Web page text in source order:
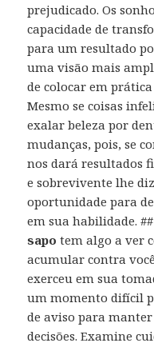
prejudicado. Os
capacidade de
para um resultado
uma visão mais
de colocar em
Mesmo se coisas
exalar beleza por
mudanças, pois, se
nos dará resultados
e sobrevivente lhe
oportunidade para
em sua habilidade.
sapo tem algo a ver
acumular contra
exerceu em sua
um momento difícil
de aviso para manter
decisões. Examine